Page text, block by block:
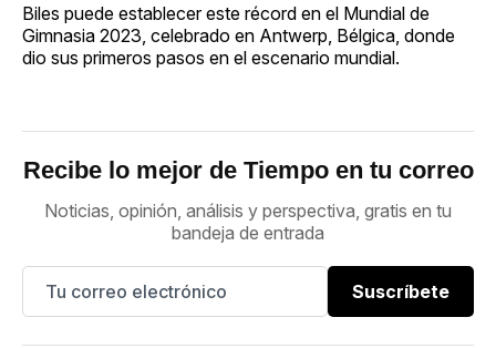
Biles puede establecer este récord en el Mundial de
Gimnasia 2023, celebrado en Antwerp, Bélgica, donde
dio sus primeros pasos en el escenario mundial.
Recibe lo mejor de Tiempo en tu correo
Noticias, opinión, análisis y perspectiva, gratis en tu
bandeja de entrada
Suscríbete